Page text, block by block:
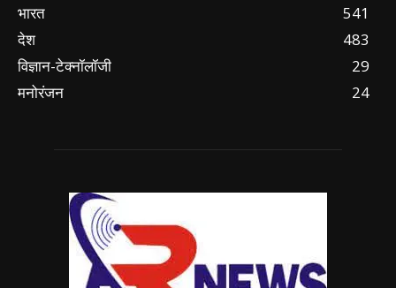
भारत
541
देश
483
विज्ञान-टेक्नॉलॉजी
29
मनोरंजन
24